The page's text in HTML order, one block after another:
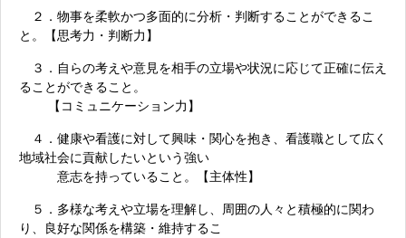
２．物事を柔軟かつ多面的に分析・判断することができるこ
と。【思考力・判断力】
３．自らの考えや意見を相手の立場や状況に応じて正確に伝え
ることができること。
【コミュニケーション力】
４．健康や看護に対して興味・関心を抱き、看護職として広く
地域社会に貢献したいという強い
意志を持っていること。【主体性】
５．多様な考えや立場を理解し、周囲の人々と積極的に関わ
り、良好な関係を構築・維持するこ